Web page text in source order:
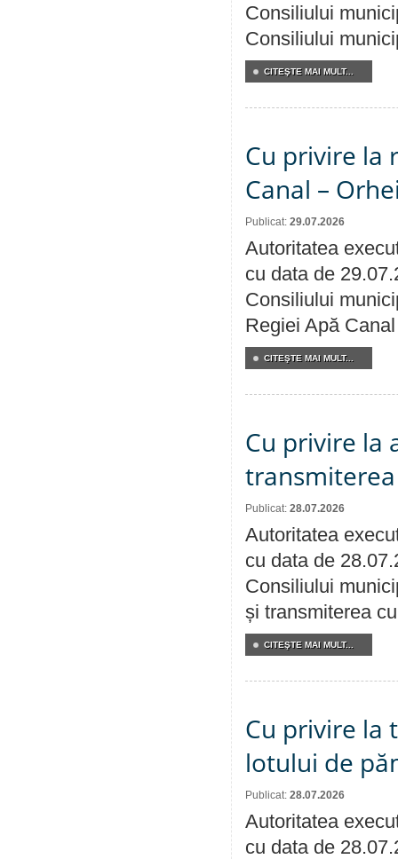
Consiliului
Consiliului
CITEŞTE MAI MULT...
Cu privire la
Canal –
Publicat: 29.07.2026
Autoritatea
cu data de
Consiliului
Regiei Apă
CITEŞTE MAI MULT...
Cu privire la
Publicat: 28.07.2026
Autoritatea
cu data de
Consiliului
și transmiterea
CITEŞTE MAI MULT...
Cu privire la
lotului de
Publicat: 28.07.2026
Autoritatea
cu data de